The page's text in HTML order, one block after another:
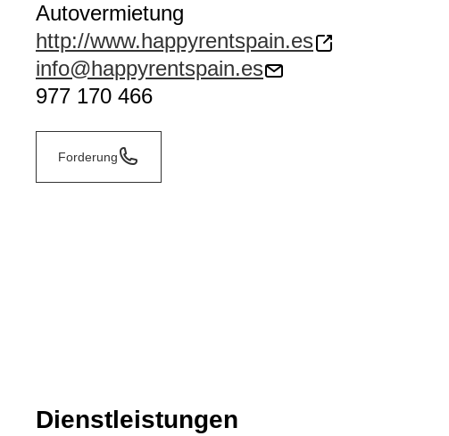
Autovermietung
http://www.happyrentspain.es
info@happyrentspain.es
977 170 466
Forderung
Dienstleistungen